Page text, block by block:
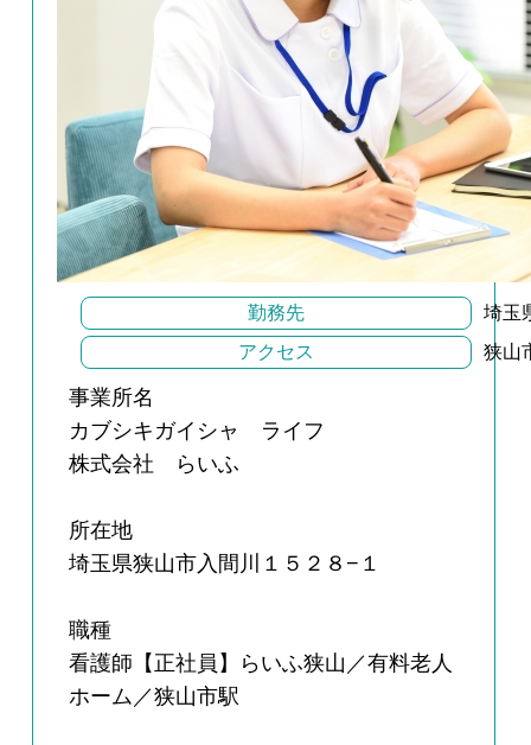
勤務先
埼玉
アクセス
狭山
事業所名
カブシキガイシャ ライフ
株式会社 らいふ
所在地
埼玉県狭山市入間川１５２８−１
職種
看護師【正社員】らいふ狭山／有料老人
ホーム／狭山市駅